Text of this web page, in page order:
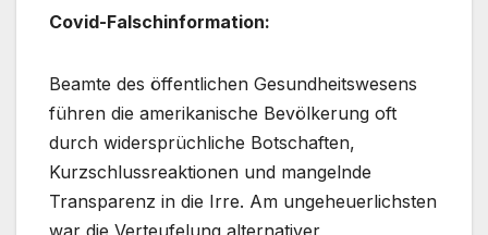
Covid-Falschinformation:
Beamte des öffentlichen Gesundheitswesens
führen die amerikanische Bevölkerung oft
durch widersprüchliche Botschaften,
Kurzschlussreaktionen und mangelnde
Transparenz in die Irre. Am ungeheuerlichsten